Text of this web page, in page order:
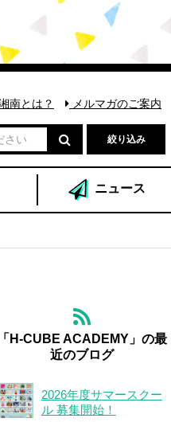
南とは？
メルマガのご案内
絞り込み
ニュース
「H-CUBE ACADEMY」の最
近のブログ
2026年度サマースクー
ル 募集開始！